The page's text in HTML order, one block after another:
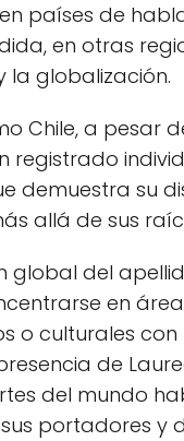
países de
en otras
la globalización.
Chile, a pesar
registrado
demuestra su
allá de sus
global del
en
o culturales con
de
del mundo
portadores y